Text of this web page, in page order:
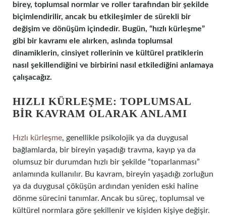
birey, toplumsal normlar ve roller tarafından bir şekilde
biçimlendirilir, ancak bu etkileşimler de sürekli bir
değişim ve dönüşüm içindedir. Bugün, “hızlı kürleşme”
gibi bir kavramı ele alırken, aslında toplumsal
dinamiklerin, cinsiyet rollerinin ve kültürel pratiklerin
nasıl şekillendiğini ve birbirini nasıl etkilediğini anlamaya
çalışacağız.
HIZLI KÜRLEŞME: TOPLUMSAL
BIR KAVRAM OLARAK ANLAMI
Hızlı kürleşme, genellikle psikolojik ya da duygusal
bağlamlarda, bir bireyin yaşadığı travma, kayıp ya da
olumsuz bir durumdan hızlı bir şekilde “toparlanması”
anlamında kullanılır. Bu kavram, bireyin yaşadığı zorluğun
ya da duygusal çöküşün ardından yeniden eski haline
dönme sürecini tanımlar. Ancak bu süreç, toplumsal ve
kültürel normlara göre şekillenir ve kişiden kişiye değişir.